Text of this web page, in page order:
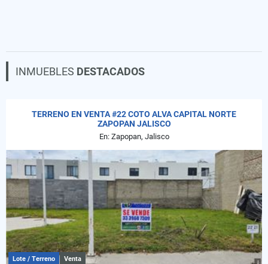
INMUEBLES DESTACADOS
TERRENO EN VENTA #22 COTO ALVA CAPITAL NORTE
ZAPOPAN JALISCO
En: Zapopan, Jalisco
Lote / Terreno Venta